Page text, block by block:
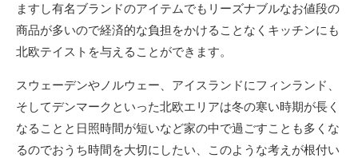
ますし有名ブランドのアイテムでもリーズナブルなお値段の
商品が多いので経済的な負担をかけることなくキッチンにも
北欧テイストを与えることができます。
スウェーデンやノルウェー、アイスランドにフィンランド、
そしてデンマークといった北欧エリアは冬の寒い時期が長く
なることと日照時間が短いなど家の中で過ごすことも多くな
るのでおうち時間を大切にしたい、このような考えが根付い